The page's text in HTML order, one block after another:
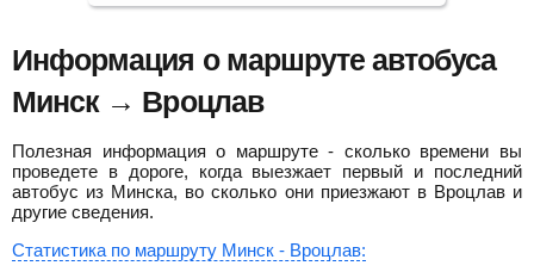
Информация о маршруте автобуса
Минск → Вроцлав
Полезная информация о маршруте - сколько времени вы
проведете в дороге, когда выезжает первый и последний
автобус из Минска, во сколько они приезжают в Вроцлав и
другие сведения.
Статистика по маршруту Минск - Вроцлав: